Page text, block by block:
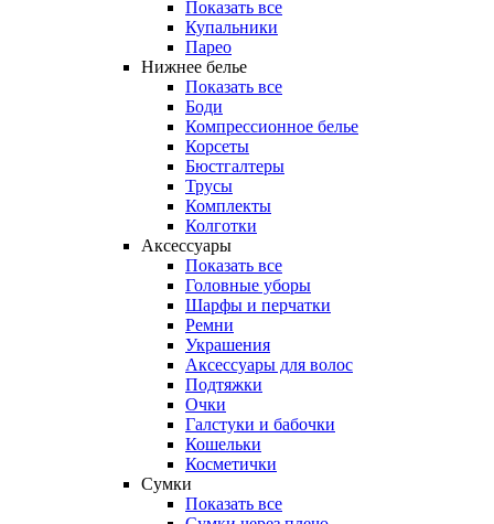
Показать все
Купальники
Парео
Нижнее белье
Показать все
Боди
Компрессионное белье
Корсеты
Бюстгалтеры
Трусы
Комплекты
Колготки
Аксессуары
Показать все
Головные уборы
Шарфы и перчатки
Ремни
Украшения
Аксессуары для волос
Подтяжки
Очки
Галстуки и бабочки
Кошельки
Косметички
Сумки
Показать все